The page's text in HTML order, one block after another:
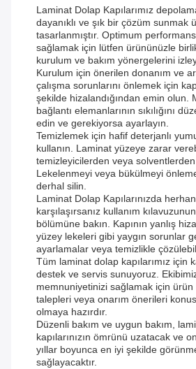
Laminat Dolap Kapılarımız
dayanıklı ve şık bir çözüm sunmak
tasarlanmıştır. Optimum
sağlamak için lütfen ürününüzle
kurulum ve bakım yönergelerini
Kurulum için önerilen donanım ve
çalışma sorunlarını önlemek için
şekilde hizalandığından emin olun.
bağlantı elemanlarının sıkılığını
edin ve gerekiyorsa ayarlayın.
Temizlemek için hafif deterjanlı
kullanın. Laminat yüzeye zarar
temizleyicilerden veya solventlerden
Lekelenmeyi veya bükülmeyi
derhal silin.
Laminat Dolap Kapılarınızda
karşılaşırsanız kullanım
bölümüne bakın. Kapının yanlış
yüzey lekeleri gibi yaygın sorunlar
ayarlamalar veya temizlikle
Tüm laminat dolap kapılarımız için
destek ve servis sunuyoruz.
memnuniyetinizi sağlamak için
talepleri veya onarım önerileri
olmaya hazırdır.
Düzenli bakım ve uygun bakım,
kapılarınızın ömrünü uzatacak ve
yıllar boyunca en iyi şekilde
sağlayacaktır.